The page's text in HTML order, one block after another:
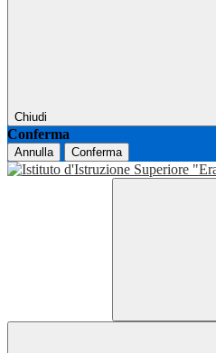
Chiudi
Conferma
Annulla Conferma